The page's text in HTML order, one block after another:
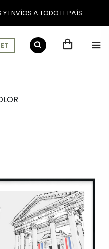
Y ENVÍOS A TODO EL PAÍS